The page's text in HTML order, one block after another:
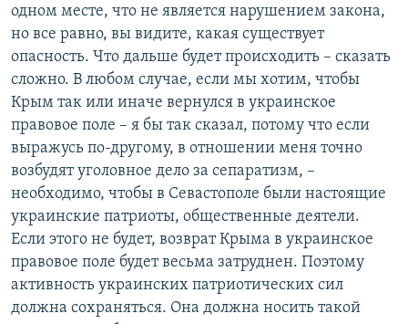
одном месте, что не является нарушением закона,
но все равно, вы видите, какая существует
опасность. Что дальше будет происходить – сказать
сложно. В любом случае, если мы хотим, чтобы
Крым так или иначе вернулся в украинское
правовое поле – я бы так сказал, потому что если
выражусь по-другому, в отношении меня точно
возбудят уголовное дело за сепаратизм, –
необходимо, чтобы в Севастополе были настоящие
украинские патриоты, общественные деятели.
Если этого не будет, возврат Крыма в украинское
правовое поле будет весьма затруднен. Поэтому
активность украинских патриотических сил
должна сохраняться. Она должна носить такой